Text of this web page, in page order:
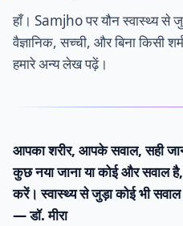
हाँ। Samjho पर यौन स्वास्थ्य से
वैज्ञानिक, सच्ची, और बिना
हमारे अन्य लेख पढ़ें।
आपका शरीर, आपके सवाल, सही
कुछ नया जाना या कोई और सवाल
करें। स्वास्थ्य से जुड़ा कोई भी सवाल
— डॉ. मीरा